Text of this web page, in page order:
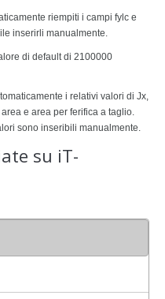
riempiti i campi fylc e
inserirli manualmente.
di default di 2100000
i relativi valori di Jx,
e area per ferifica a taglio.
sono inseribili manualmente.
su iT-